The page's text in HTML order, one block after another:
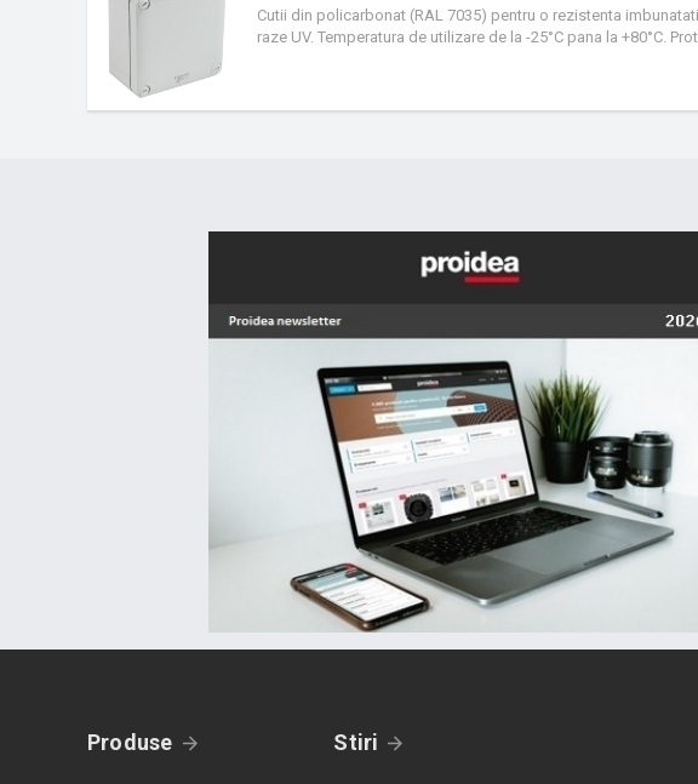
Cutii din policarbonat (RAL 7035) pentru o rezistenta
raze UV. Temperatura de utilizare de la -25°C pana la +80°C.
Produse Stiri